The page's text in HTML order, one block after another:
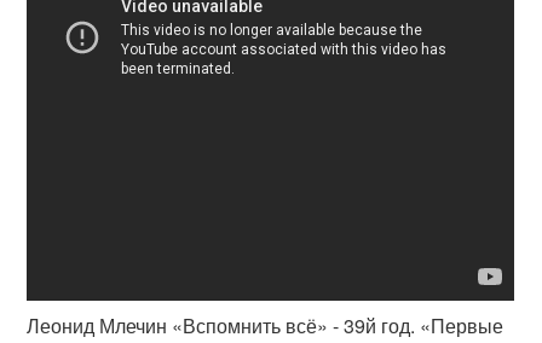
Леонид Млечин «Вспомнить всё» - 39й год. «Первые